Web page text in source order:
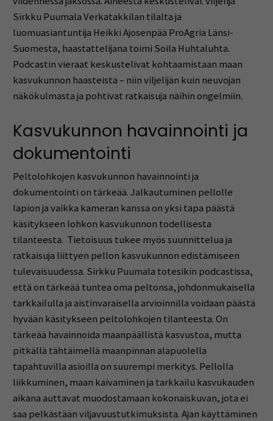
Sirkku Puumala Verkatakkilan tilalta ja
luomuasiantuntija Heikki Ajosenpää ProAgria Länsi-
Suomesta, haastattelijana toimi Soila Huhtaluhta.
Podcastin vieraat keskustelivat kohtaamistaan maan
kasvukunnon haasteista – niin viljelijän kuin neuvojan
näkökulmasta ja pohtivat ratkaisuja näihin ongelmiin.
Kasvukunnon havainnointi ja
dokumentointi
Peltolohkojen kasvukunnon havainnointi ja
dokumentointi on tärkeää. Jalkautuminen pellolle
lapion ja vaikka kameran kanssa on yksi tapa päästä
käsitykseen lohkon kasvukunnon todellisesta
tilanteesta. Tietoisuus tukee myös suunnittelua ja
ratkaisuja liittyen pellon kasvukunnon edistämiseen
tulevaisuudessa. Sirkku Puumala totesikin podcastissa,
että on tärkeää tuntea oma peltonsa, johdonmukaisella
tarkkailulla ja aistinvaraisella arvioinnilla voidaan päästä
hyvään käsitykseen peltolohkojen tilanteesta. On
tärkeää havainnoida maanpäällistä kasvustoa, mutta
pitkällä tähtäimellä maanpinnan alapuolella
tapahtuvilla asioilla on suurempi merkitys. Pellolla
liikkuminen, maan kaivaminen ja tarkkailu kasvukauden
aikana auttavat muodostamaan kokonaiskuvan, jota ei
saa pelkästään viljavuustutkimuksista. Ajan käyttäminen